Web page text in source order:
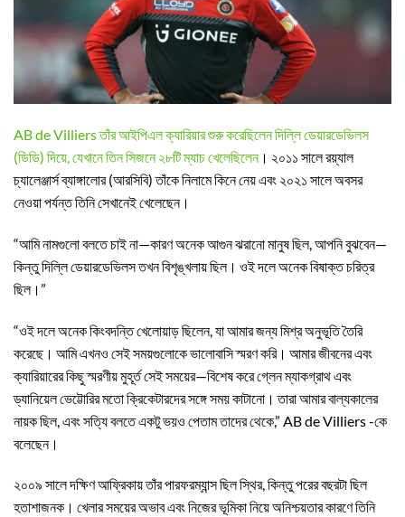
AB de Villiers তাঁর আইপিএল ক্যারিয়ার শুরু করেছিলেন দিল্লি ডেয়ারডেভিলস
(ডিডি) দিয়ে, যেখানে তিন সিজনে ২৮টি ম্যাচ খেলেছিলেন। ২০১১ সালে রয়্যাল
চ্যালেঞ্জার্স ব্যাঙ্গালোর (আরসিবি) তাঁকে নিলামে কিনে নেয় এবং ২০২১ সালে অবসর
নেওয়া পর্যন্ত তিনি সেখানেই খেলেছেন।
“আমি নামগুলো বলতে চাই না—কারণ অনেক আগুন ঝরানো মানুষ ছিল, আপনি বুঝবেন—
কিন্তু দিল্লি ডেয়ারডেভিলস তখন বিশৃঙ্খলায় ছিল। ওই দলে অনেক বিষাক্ত চরিত্র
ছিল।”
“ওই দলে অনেক কিংবদন্তি খেলোয়াড় ছিলেন, যা আমার জন্য মিশ্র অনুভূতি তৈরি
করেছে। আমি এখনও সেই সময়গুলোকে ভালোবাসি স্মরণ করি। আমার জীবনের এবং
ক্যারিয়ারের কিছু স্মরণীয় মুহূর্ত সেই সময়ের—বিশেষ করে গ্লেন ম্যাকগ্রাথ এবং
ড্যানিয়েল ভেট্টোরির মতো ক্রিকেটারদের সঙ্গে সময় কাটানো। তারা আমার বাল্যকালের
নায়ক ছিল, এবং সত্যি বলতে একটু ভয়ও পেতাম তাদের থেকে,” AB de Villiers -কে
বলেছেন।
২০০৯ সালে দক্ষিণ আফ্রিকায় তাঁর পারফরম্যান্স ছিল স্থির, কিন্তু পরের বছরটা ছিল
হতাশাজনক। খেলার সময়ের অভাব এবং নিজের ভূমিকা নিয়ে অনিশ্চয়তার কারণে তিনি